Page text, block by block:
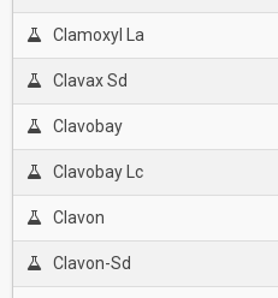
Clamoxyl La
Clavax Sd
Clavobay
Clavobay Lc
Clavon
Clavon-Sd